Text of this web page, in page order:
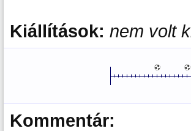
Kiállítások: nem volt
Kommentár: